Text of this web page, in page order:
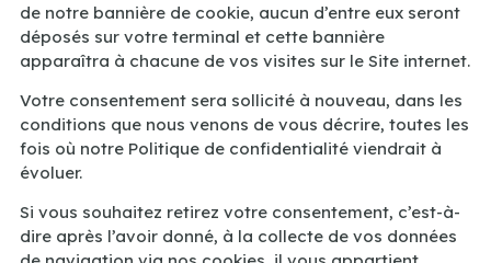
de notre bannière de cookie, aucun d’entre eux seront
déposés sur votre terminal et cette bannière
apparaîtra à chacune de vos visites sur le Site internet.
Votre consentement sera sollicité à nouveau, dans les
conditions que nous venons de vous décrire, toutes les
fois où notre Politique de confidentialité viendrait à
évoluer.
Si vous souhaitez retirez votre consentement, c’est-à-
dire après l’avoir donné, à la collecte de vos données